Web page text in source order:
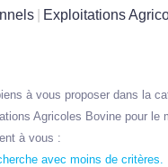
Exploitations
à vous proposer dans la
Agricoles Bovine pour le
à vous :
avec moins de critères.